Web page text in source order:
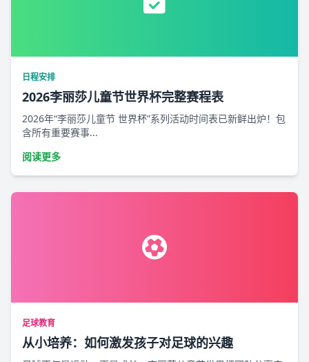
日程安排
2026李丽莎儿童节世界杯完整赛程表
2026年“李丽莎儿童节 世界杯”系列活动时间表已新鲜出炉！包
含所有重要赛事...
阅读更多
足球教育
从小培养：如何激发孩子对足球的兴趣